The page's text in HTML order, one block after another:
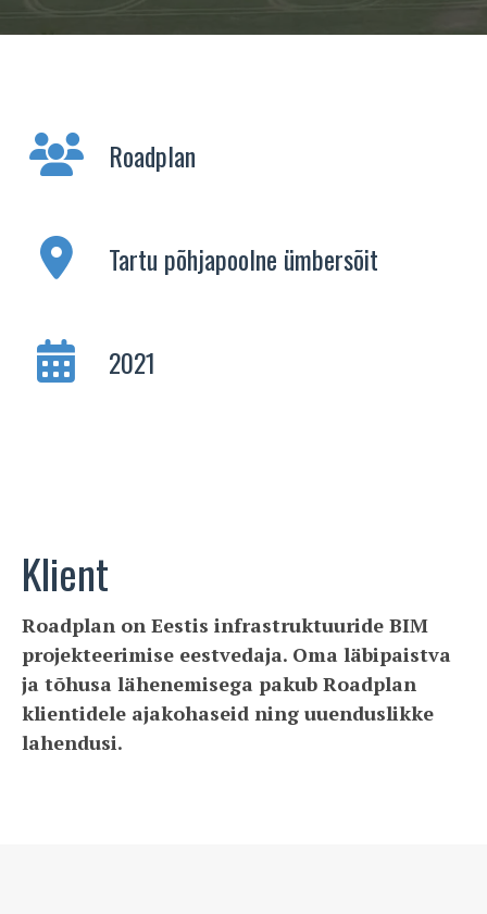
Roadplan
Tartu põhjapoolne ümbersõit
2021
Klient
Roadplan on Eestis infrastruktuuride BIM
projekteerimise eestvedaja. Oma läbipaistva
ja tõhusa lähenemisega pakub Roadplan
klientidele ajakohaseid ning uuenduslikke
lahendusi.